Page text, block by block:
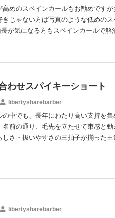
高めのスペインカールもお勧めです
きじゃない方は写真のような低めの
が気になる方もスペインカールで
わせスパイキーショート
libertysharebarber
の中でも、長年にわたり高い支持を
名前の通り、毛先を立たせて束感と
しさ・扱いやすさの三拍子が揃った
libertysharebarber